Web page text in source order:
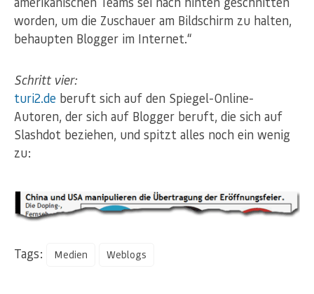
worden, um die Zuschauer am Bildschirm zu halten,
behaupten Blogger im Internet.“
Schritt vier:
turi2.de beruft sich auf den Spiegel-Online-
Autoren, der sich auf Blogger beruft, die sich auf
Slashdot beziehen, und spitzt alles noch ein wenig
zu:
Tags: Medien Weblogs